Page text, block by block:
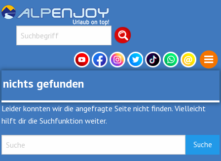
nichts gefunden
Leider konnten wir die angefragte Seite nicht finden. Vielleicht
hilft dir die Suchfunktion weiter.